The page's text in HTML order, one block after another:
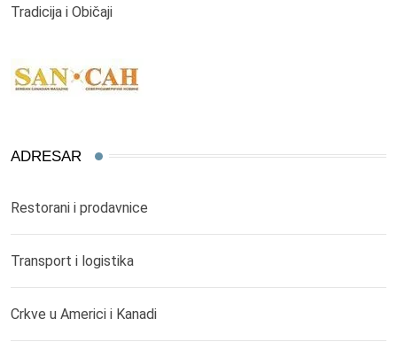
Tradicija i Običaji
ADRESAR
Restorani i prodavnice
Transport i logistika
Crkve u Americi i Kanadi